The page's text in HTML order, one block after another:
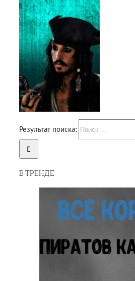
Результат поиска:
В ТРЕНДЕ